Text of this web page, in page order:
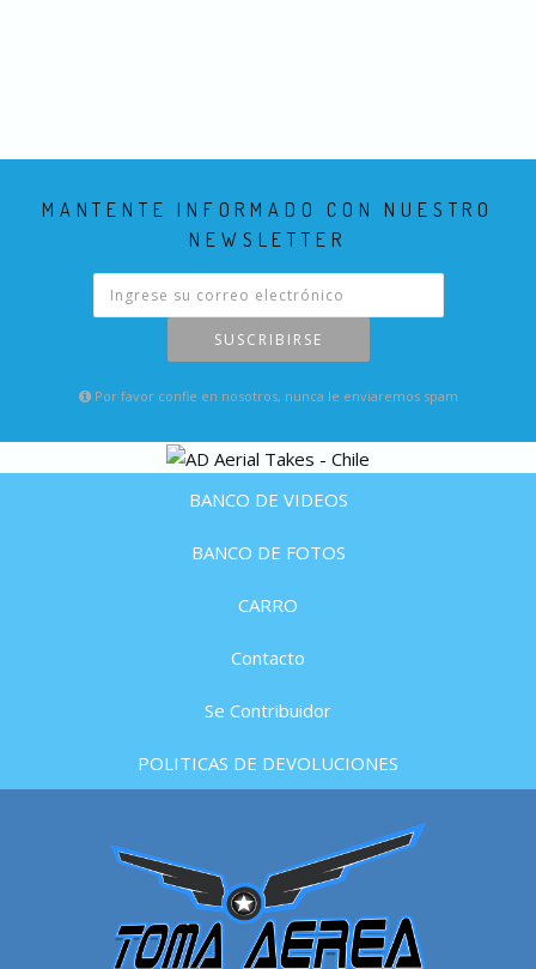
MANTENTE INFORMADO CON NUESTRO
NEWSLETTER
SUSCRIBIRSE
Por favor confie en nosotros, nunca le enviaremos spam
BANCO DE VIDEOS
BANCO DE FOTOS
CARRO
Contacto
Se Contribuidor
POLITICAS DE DEVOLUCIONES